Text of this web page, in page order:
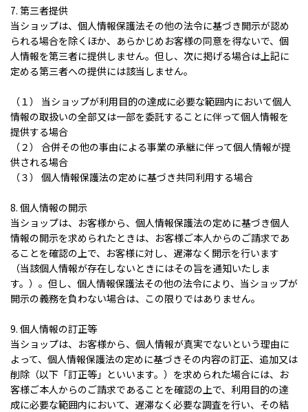
7. 第三者提供
当ショップは、個人情報保護法その他の法令に基づき開示が認め
られる場合を除くほか、あらかじめお客様の同意を得ないで、個
人情報を第三者に提供しません。但し、次に掲げる場合は上記に
定める第三者への提供には該当しません。
（１） 当ショップが利用目的の達成に必要な範囲内において個人
情報の取扱いの全部又は一部を委託することに伴って個人情報を
提供する場合
（２） 合併その他の事由による事業の承継に伴って個人情報が提
供される場合
（３） 個人情報保護法の定めに基づき共同利用する場合
8. 個人情報の開示
当ショップは、お客様から、個人情報保護法の定めに基づき個人
情報の開示を求められたときは、お客様ご本人からのご請求であ
ることを確認の上で、お客様に対し、遅滞なく開示を行います
（当該個人情報が存在しないときにはその旨を通知いたしま
す。）。但し、個人情報保護法その他の法令により、当ショップが
開示の義務を負わない場合は、この限りではありません。
9. 個人情報の訂正等
当ショップは、お客様から、個人情報が真実でないという理由に
よって、個人情報保護法の定めに基づきその内容の訂正、追加又は
削除（以下「訂正等」といいます。）を求められた場合には、お
客様ご本人からのご請求であることを確認の上で、利用目的の達
成に必要な範囲内において、遅滞なく必要な調査を行い、その結